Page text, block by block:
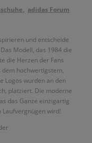
adidas Forum
und entscheide
Modell, das 1984 die
die Herzen der Fans
hochwertigstem,
Logos wurden an den
platziert. Die moderne
das Ganze einzigartig
wird!